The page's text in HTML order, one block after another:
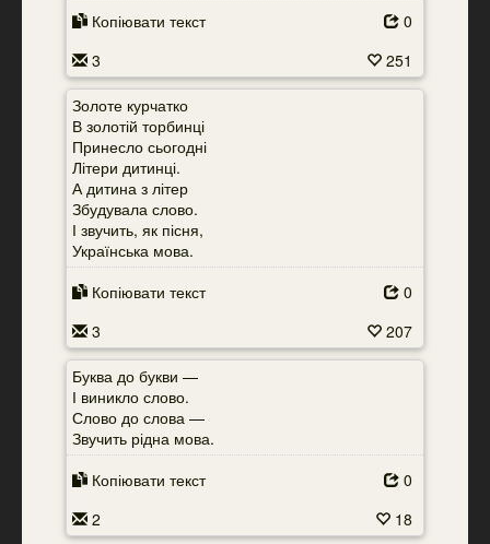
Копіювати текст
0
3
251
Золоте курчатко
В золотій торбинці
Принесло сьогодні
Літери дитинці.
А дитина з літер
Збудувала слово.
І звучить, як пісня,
Українська мова.
Копіювати текст
0
3
207
Буква до букви —
І виникло слово.
Слово до слова —
Звучить рідна мова.
Копіювати текст
0
2
18